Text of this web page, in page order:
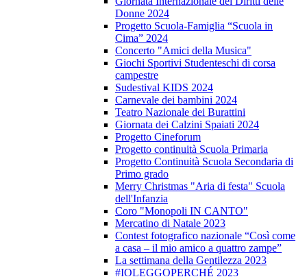
Donne 2024
Progetto Scuola-Famiglia “Scuola in
Cima” 2024
Concerto "Amici della Musica"
Giochi Sportivi Studenteschi di corsa
campestre
Sudestival KIDS 2024
Carnevale dei bambini 2024
Teatro Nazionale dei Burattini
Giornata dei Calzini Spaiati 2024
Progetto Cineforum
Progetto continuità Scuola Primaria
Progetto Continuità Scuola Secondaria di
Primo grado
Merry Christmas "Aria di festa" Scuola
dell'Infanzia
Coro "Monopoli IN CANTO"
Mercatino di Natale 2023
Contest fotografico nazionale “Così come
a casa – il mio amico a quattro zampe”
La settimana della Gentilezza 2023
#IOLEGGOPERCHÉ 2023